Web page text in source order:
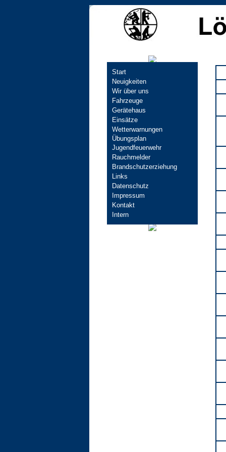
Navigation
überspringen
Start
Neuigkeiten
Wir über uns
Fahrzeuge
Gerätehaus
Einsätze
Wetterwarnungen
Übungsplan
Jugendfeuerwehr
Rauchmelder
Brandschutzerziehung
Links
Datenschutz
Impressum
Kontakt
Intern